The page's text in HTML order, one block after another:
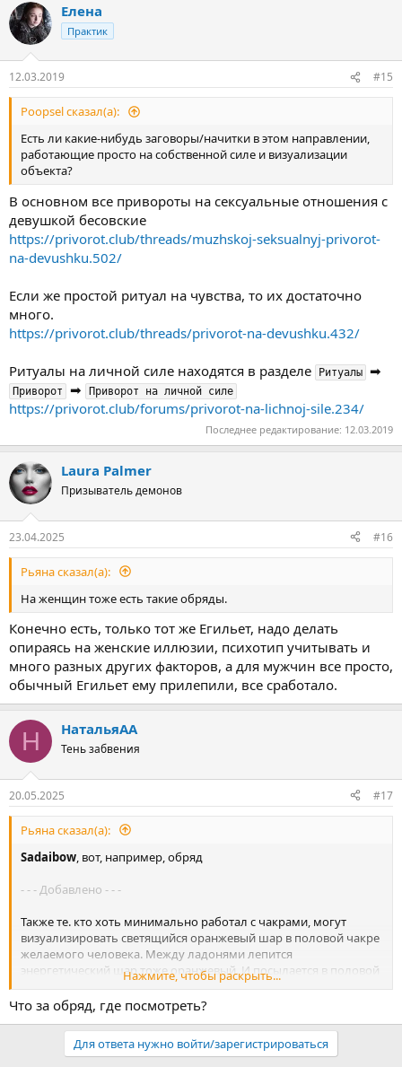
Елена
Практик
12.03.2019 #15
Poopsel сказал(а):
Есть ли какие-нибудь заговоры/начитки в этом направлении,
работающие просто на собственной силе и визуализации
объекта?
В основном все привороты на сексуальные отношения с
девушкой бесовские
https://privorot.club/threads/muzhskoj-seksualnyj-privorot-
na-devushku.502/
Если же простой ритуал на чувства, то их достаточно
много.
https://privorot.club/threads/privorot-na-devushku.432/
Ритуалы на личной силе находятся в разделе Ритуалы ➡
Приворот ➡ Приворот на личной силе
https://privorot.club/forums/privorot-na-lichnoj-sile.234/
Последнее редактирование: 12.03.2019
Laura Palmer
Призыватель демонов
23.04.2025 #16
Рьяна сказал(а):
На женщин тоже есть такие обряды.
Конечно есть, только тот же Егильет, надо делать
опираясь на женские иллюзии, психотип учитывать и
много разных других факторов, а для мужчин все просто,
обычный Егильет ему прилепили, все сработало.
Н НатальяАА
Тень забвения
20.05.2025 #17
Рьяна сказал(а):
Sadaibow , вот, например, обряд
- - - Добавлено - - -
Также те. кто хоть минимально работал с чакрами, могут
визуализировать светящийся оранжевый шар в половой чакре
желаемого человека. Между ладонями лепится
энергетический шар тоже оранжевый. И посылается в половой
центр партнера. При этом визуализировать, можно
преувеличивая, возбужденные половые органы того человека.
Его мысли именно о вас.
Нажмите, чтобы раскрыть...
Что за обряд, где посмотреть?
Для ответа нужно войти/зарегистрироваться